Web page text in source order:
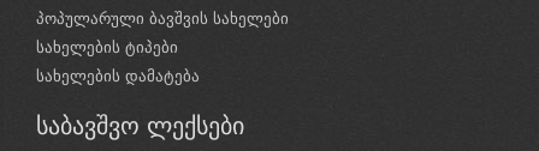
პოპულარული ბავშვის სახელები
სახელების ტიპები
სახელების დამატება
საბავშვო ლექსები